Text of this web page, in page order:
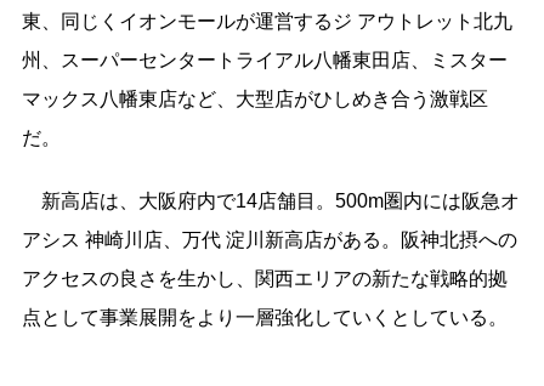
東、同じくイオンモールが運営するジ アウトレット北九
州、スーパーセンタートライアル八幡東田店、ミスター
マックス八幡東店など、大型店がひしめき合う激戦区
だ。
新高店は、大阪府内で14店舗目。500m圏内には阪急オ
アシス 神崎川店、万代 淀川新高店がある。阪神北摂への
アクセスの良さを生かし、関西エリアの新たな戦略的拠
点として事業展開をより一層強化していくとしている。